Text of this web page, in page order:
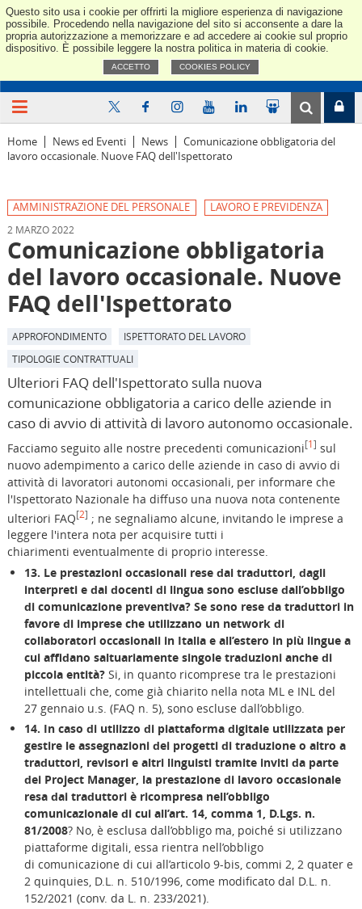
Questo sito usa i cookie per offrirti la migliore esperienza di navigazione
possibile. Procedendo nella navigazione del sito si acconsente a dare la
propria autorizzazione a memorizzare e ad accedere ai cookie sul proprio
dispositivo. È possibile leggere la nostra politica in materia di cookie.
ACCETTO COOKIES POLICY
Home News ed Eventi News
Comunicazione obbligatoria del
lavoro occasionale. Nuove FAQ dell'Ispettorato
AMMINISTRAZIONE DEL PERSONALE LAVORO E PREVIDENZA
2 MARZO 2022
Comunicazione obbligatoria
del lavoro occasionale. Nuove
FAQ dell'Ispettorato
APPROFONDIMENTO
ISPETTORATO DEL LAVORO
TIPOLOGIE CONTRATTUALI
Ulteriori FAQ dell'Ispettorato sulla nuova
comunicazione obbligatoria a carico delle aziende in
caso di avvio di attività di lavoro autonomo occasionale.
Facciamo seguito alle nostre precedenti comunicazioni 1
sul
nuovo adempimento a carico delle aziende in caso di avvio di
attività di lavoratori autonomi occasionali, per informare che
l'Ispettorato Nazionale ha diffuso una nuova nota contenente
ulteriori FAQ 2
; ne segnaliamo alcune, invitando le imprese a
leggere l'intera nota per acquisire tutti i
chiarimenti eventualmente di proprio interesse.
13. Le prestazioni occasionali rese dai traduttori, dagli
interpreti e dai docenti di lingua sono escluse dall’obbligo
di comunicazione preventiva? Se sono rese da traduttori in
favore di imprese che utilizzano un network di
collaboratori occasionali in Italia e all’estero in più lingue a
cui affidano saltuariamente singole traduzioni anche di
piccola entità? Si, in quanto ricomprese tra le prestazioni
intellettuali che, come già chiarito nella nota ML e INL del
27 gennaio u.s. (FAQ n. 5), sono escluse dall’obbligo.
14. In caso di utilizzo di piattaforma digitale utilizzata per
gestire le assegnazioni dei progetti di traduzione o altro a
traduttori, revisori e altri linguisti tramite inviti da parte
dei Project Manager, la prestazione di lavoro occasionale
resa dai traduttori è ricompresa nell’obbligo
comunicazionale di cui all’art. 14, comma 1, D.Lgs. n.
81/2008? No, è esclusa dall’obbligo ma, poiché si utilizzano
piattaforme digitali, essa rientra nell’obbligo
di comunicazione di cui all’articolo 9-bis, commi 2, 2 quater e
2 quinquies, D.L. n. 510/1996, come modificato dal D.L. n.
152/2021 (conv. da L. n. 233/2021).